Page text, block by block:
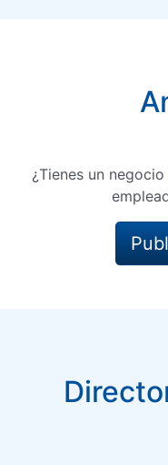
¿Tienes un